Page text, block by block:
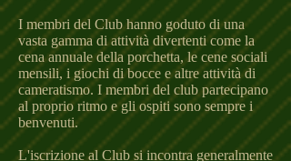
I membri del Club hanno goduto di una
vasta gamma di attività divertenti come la
cena annuale della porchetta, le cene sociali
mensili, i giochi di bocce e altre attività di
cameratismo. I membri del club partecipano
al proprio ritmo e gli ospiti sono sempre i
benvenuti.
L'iscrizione al Club si incontra generalmente